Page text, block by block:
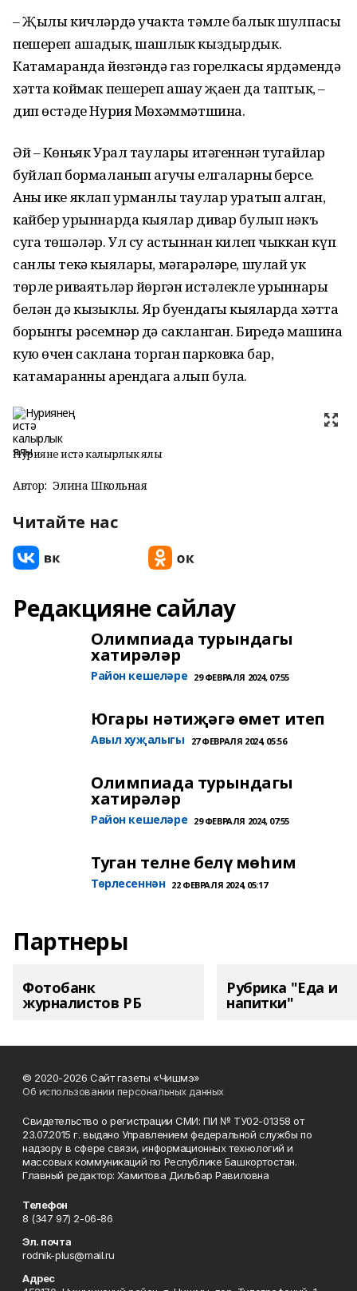
– Җылы кичләрдә учакта тәмле балык шулпасы
пешереп ашадык, шашлык кыздырдык.
Катамаранда йөзгәндә газ горелкасы ярдәмендә
хәтта коймак пешереп ашау җаен да таптык, –
дип өстәде Нурия Мөхәммәтшина.
Әй – Көньяк Урал таулары итәгеннән тугайлар
буйлап бормаланып агучы елгаларның берсе.
Аны ике яклап урманлы таулар уратып алган,
кайбер урыннарда кыялар дивар булып нәкъ
суга төшәләр. Ул су астыннан килеп чыккан күп
санлы текә кыялары, мәгарәләре, шулай ук
төрле риваятьләр йөргән истәлекле урыннары
белән дә кызыклы. Яр буендагы кыяларда хәтта
борынгы рәсемнәр дә сакланган. Биредә машина
кую өчен саклана торган парковка бар,
катамаранны арендага алып була.
Нуриянең истә калырлык ялы
Автор: Элина Школьная
Читайте нас
Редакцияне сайлау
Олимпиада турындагы
хатирәләр
Район кешеләре 29 ФЕВРАЛЯ 2024, 07:55
Югары нәтиҗәгә өмет итеп
Авыл хуҗалыгы 27 ФЕВРАЛЯ 2024, 05:56
Олимпиада турындагы
хатирәләр
Район кешеләре 29 ФЕВРАЛЯ 2024, 07:55
Туган телне белү мөһим
Төрлесеннән 22 ФЕВРАЛЯ 2024, 05:17
Партнеры
Фотобанк
журналистов РБ
Рубрика "Еда и
напитки"
© 2020-2026 Сайт газеты «Чишмэ»
Об использовании персональных данных
Свидетельство о регистрации СМИ: ПИ № ТУ02-01358 от
23.07.2015 г. выдано Управлением федеральной службы по
надзору в сфере связи, информационных технологий и
массовых коммуникаций по Республике Башкортостан.
Главный редактор: Хамитова Дильбар Равиловна
Телефон
8 (347 97) 2-06-86
Эл. почта
rodnik-plus@mail.ru
Адрес